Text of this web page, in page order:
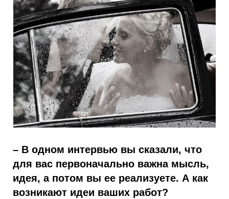
– В одном интервью вы сказали, что
для вас первоначально важна мысль,
идея, а потом вы ее реализуете. А как
возникают идеи ваших работ?